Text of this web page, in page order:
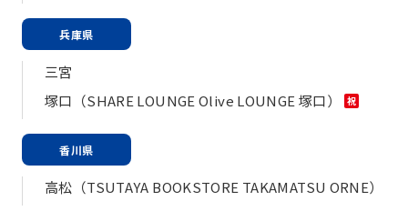
兵庫県
三宮
塚口（SHARE LOUNGE Olive LOUNGE 塚口）
祝
香川県
高松（TSUTAYA BOOKSTORE TAKAMATSU ORNE）